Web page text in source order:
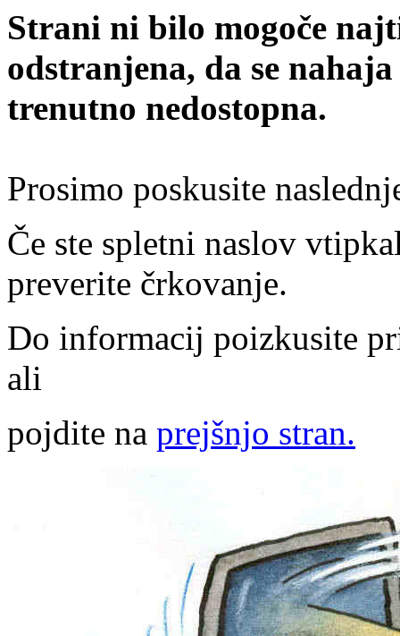
Strani ni bilo mogoče
odstranjena, da se
trenutno nedostopna.
Prosimo poskusite
Če ste spletni naslov
preverite črkovanje.
Do informacij poizkusite
ali
pojdite na prejšnjo stran.